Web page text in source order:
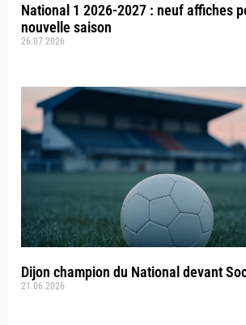
National 1 2026-2027 : neuf affiches
nouvelle saison
26.07.2026
Dijon champion du National devant
21.06.2026